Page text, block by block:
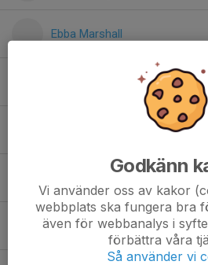
Ebba Marshall
Mikael Novak
StreamTeam
Björn Kullenberg
Speaker/Musik Dam
Godkänn
Vi använder oss av kakor
webbplats ska fungera bra
även för webbanalys i
förbättra våra
Så använder vi